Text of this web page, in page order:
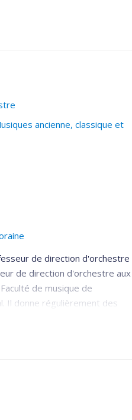
ancienne, classique et
de direction d'orchestre
de direction d'orchestre aux
de musique de
Il donne régulièrement des
d'orchestre à travers le